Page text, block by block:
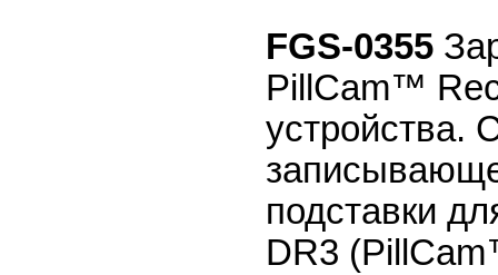
FGS-0355
PillCam™
устройства.
подставки
DR3